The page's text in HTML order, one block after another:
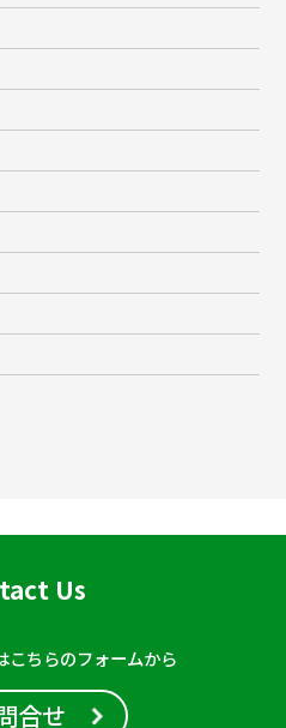
Us
こちらのフォームから
合せ